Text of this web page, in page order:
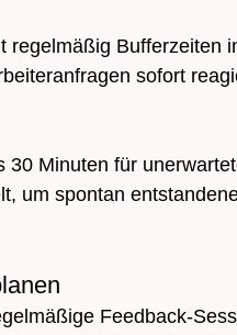
regelmäßig Bufferzeiten
sofort
30 Minuten für
um spontan
Feedback-